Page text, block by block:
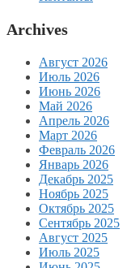
Archives
Август 2026
Июль 2026
Июнь 2026
Май 2026
Апрель 2026
Март 2026
Февраль 2026
Январь 2026
Декабрь 2025
Ноябрь 2025
Октябрь 2025
Сентябрь 2025
Август 2025
Июль 2025